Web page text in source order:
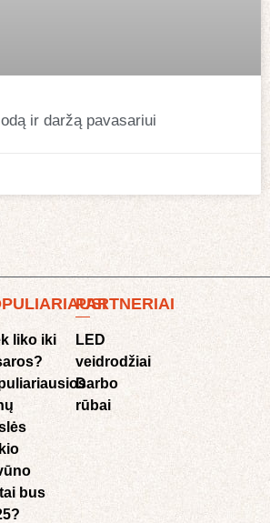
ir daržą pavasariui
liko iki
bus
PARTNERIAI
LED
veidrodžiai
Darbo
rūbai